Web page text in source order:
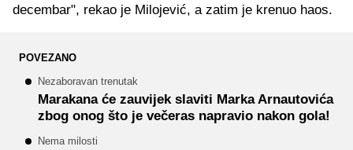
decembar", rekao je Milojević, a zatim je krenuo haos.
POVEZANO
Nezaboravan trenutak
Marakana će zauvijek slaviti Marka Arnautovića
zbog onog što je večeras napravio nakon gola!
Nema milosti